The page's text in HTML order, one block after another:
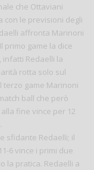
che Ottaviani
con le previsioni degli
affronta Marinoni
primo game la dice
infatti Redaelli la
rotta solo sul
terzo game Marinoni
ball che però
fine vince per 12
sfidante Redaelli; il
6 vince i primi due
la pratica. Redaelli a